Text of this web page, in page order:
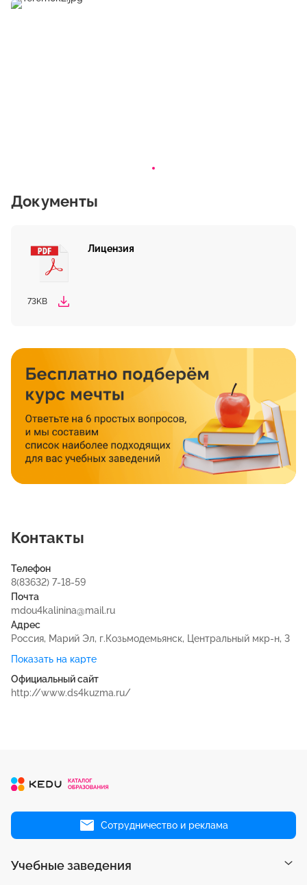
Документы
Лицензия
73KB
Контакты
Телефон
8(83632) 7-18-59
Почта
mdou4kalinina@mail.ru
Адрес
Россия, Марий Эл, г.Козьмодемьянск, Центральный мкр-н, 3
Показать на карте
Официальный сайт
http://www.ds4kuzma.ru/
Сотрудничество и реклама
Учебные заведения